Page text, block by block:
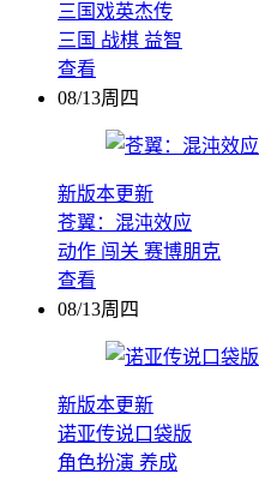
三国戏英杰传
三国 战棋 益智
查看
08/13周四
新版本更新
苍翼：混沌效应
动作 闯关 赛博朋克
查看
08/13周四
新版本更新
诺亚传说口袋版
角色扮演 养成